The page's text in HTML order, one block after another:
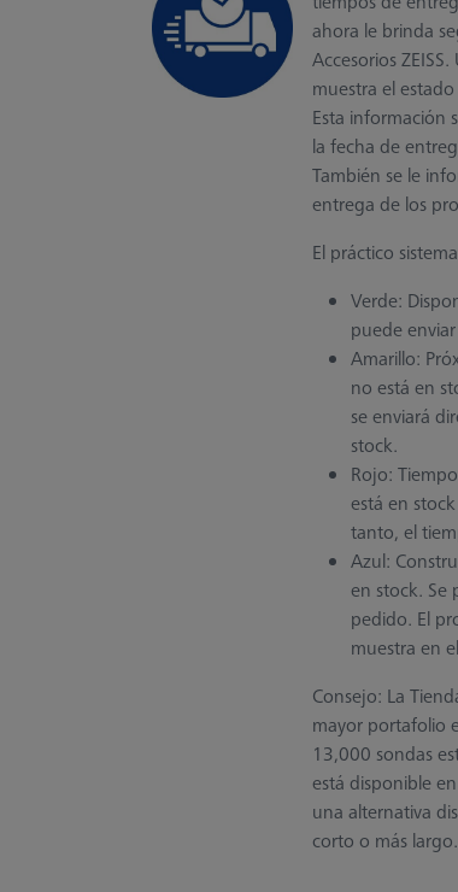
ahora le brinda
Accesorios
muestra el
Esta información
la fecha de
También se le
entrega de los
El práctico
Verde:
puede
Amarillo:
no está en
se enviará
stock.
Rojo:
está en
tanto, el
Azul:
en stock. Se
pedido. El
muestra en
Consejo: La
mayor portafolio
13,000 sondas
está disponible
una alternativa
corto o más largo.